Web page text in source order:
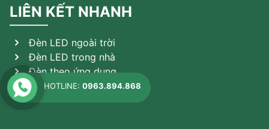
LIÊN KẾT NHANH
Đèn LED ngoài trời
Đèn LED trong nhà
Đèn theo ứng dụng
Sản phẩm khác
HOTLINE:0963.894.868